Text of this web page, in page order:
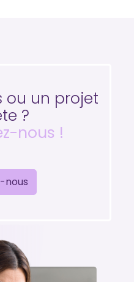
ou un projet
?
nous !
nous